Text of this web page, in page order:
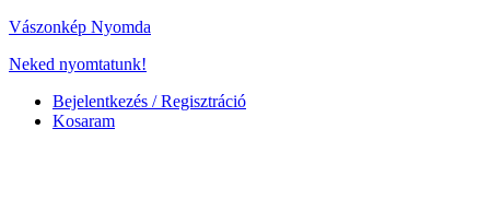
Vászonkép Nyomda
Neked nyomtatunk!
Bejelentkezés / Regisztráció
Kosaram